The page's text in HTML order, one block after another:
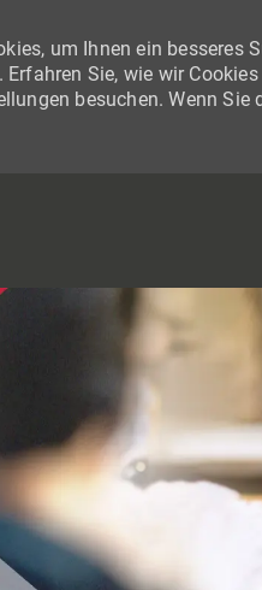
um Ihnen ein besseres
Sie, wie wir
besuchen. Wenn